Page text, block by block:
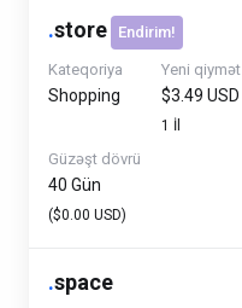
.store Endirim!
Kateqoriya
Shopping
Yeni qiymət
$3.49 USD
1 İl
Güzəşt dövrü
40 Gün
($0.00 USD)
.space